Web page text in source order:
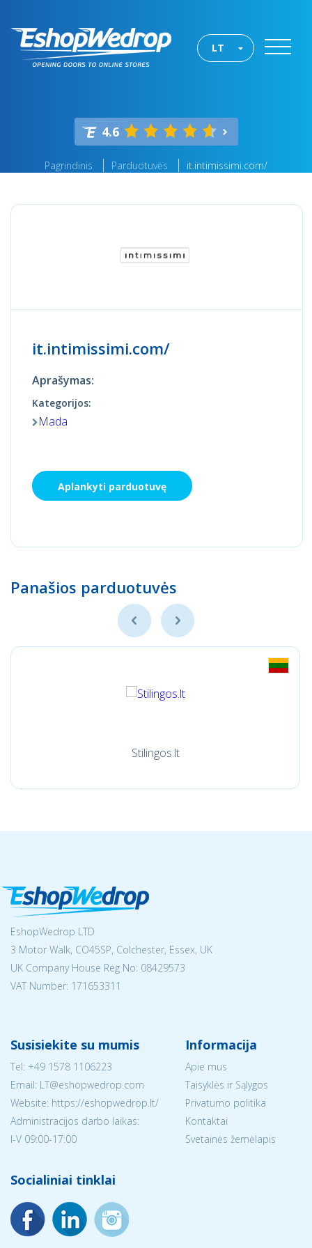
LT
4.6
Pagrindinis Parduotuvės it.intimissimi.com/
it.intimissimi.com/
Aprašymas:
Kategorijos:
Mada
Aplankyti parduotuvę
Panašios parduotuvės
Stilingos.lt
EshopWedrop LTD
3 Motor Walk, CO45SP, Colchester, Essex, UK
UK Company House Reg No: 08429573
VAT Number: 171653311
Susisiekite su mumis
Tel: +49 1578 1106223
Email: LT@eshopwedrop.com
Website: https://eshopwedrop.lt/
Administracijos darbo laikas:
I-V 09:00-17:00
Informacija
Apie mus
Taisyklės ir Sąlygos
Privatumo politika
Kontaktai
Svetainės žemėlapis
Socialiniai tinklai